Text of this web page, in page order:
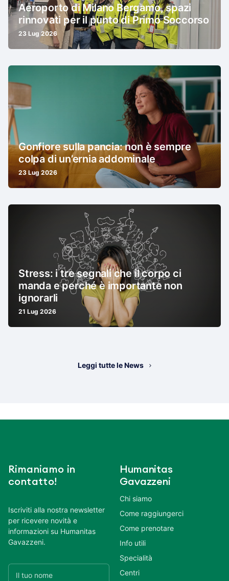
Aeroporto di Milano Bergamo, spazi
rinnovati per il punto di Primo Soccorso
23 Lug 2026
Gonfiore sulla pancia: non è sempre
colpa di un’ernia addominale
23 Lug 2026
Stress: i tre segnali che il corpo ci
manda e perché è importante non
ignorarli
21 Lug 2026
Leggi tutte le News
Rimaniamo in
contatto!
Iscriviti alla nostra newsletter
per ricevere novità e
informazioni su Humanitas
Gavazzeni.
Humanitas
Gavazzeni
Chi siamo
Come raggiungerci
Come prenotare
Info utili
Specialità
Centri